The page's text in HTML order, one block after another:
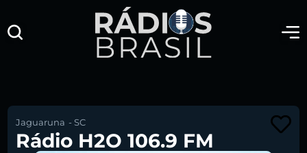
Jaguaruna -SC
Rádio H2O 106.9 FM